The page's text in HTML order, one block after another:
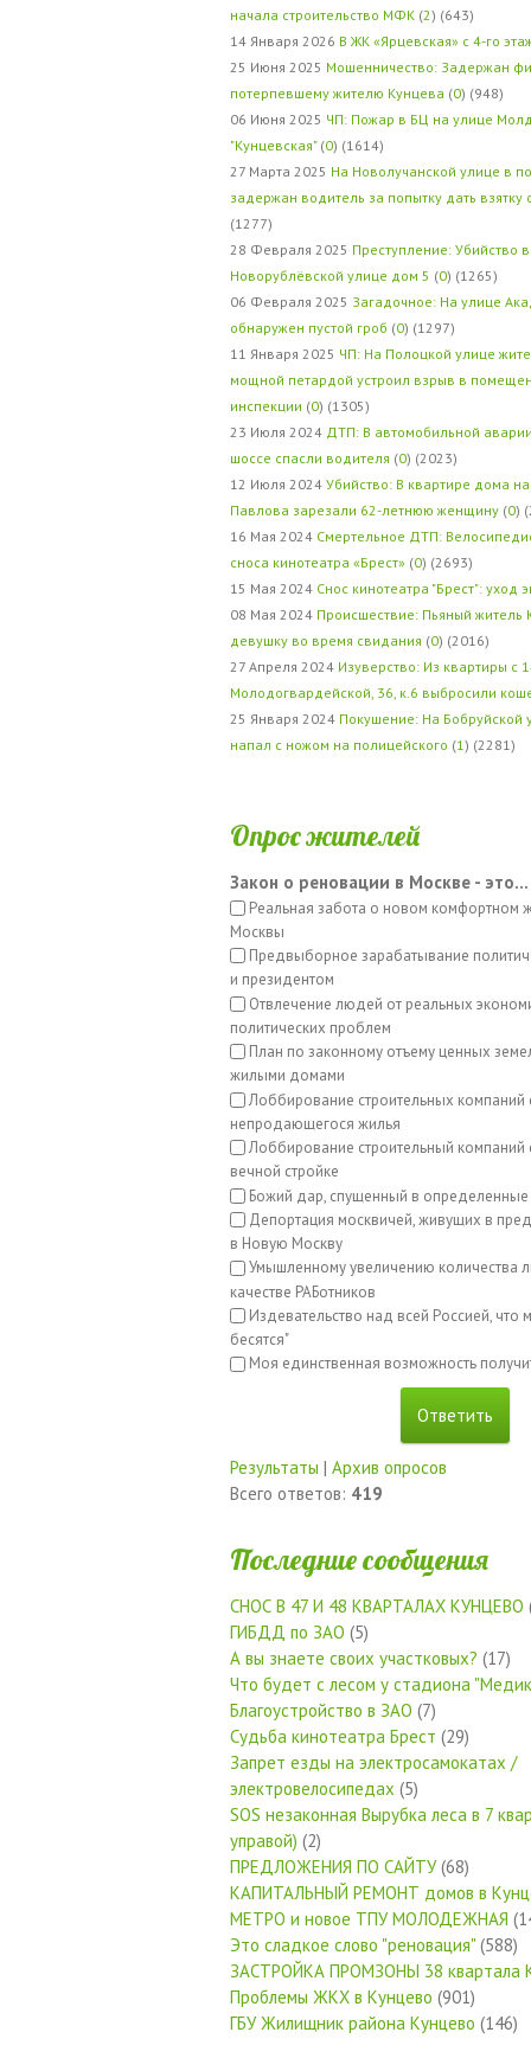
начала строительство МФК (2) (643)
14 Января 2026 В ЖК «Ярцевская» с 4-го
25 Июня 2025 Мошенничество: Задержан
потерпевшему жителю Кунцева (0) (948)
06 Июня 2025 ЧП: Пожар в БЦ на улице
"Кунцевская" (0) (1614)
27 Марта 2025 На Новолучанской улице в
задержан водитель за попытку дать
(1277)
28 Февраля 2025 Преступление: Убийство
Новорублёвской улице дом 5 (0) (1265)
06 Февраля 2025 Загадочное: На улице
обнаружен пустой гроб (0) (1297)
11 Января 2025 ЧП: На Полоцкой улице
мощной петардой устроил взрыв в
инспекции (0) (1305)
23 Июля 2024 ДТП: В автомобильной
шоссе спасли водителя (0) (2023)
12 Июля 2024 Убийство: В квартире дома
Павлова зарезали 62-летнюю женщину (0)
16 Мая 2024 Смертельное ДТП:
сноса кинотеатра «Брест» (0) (2693)
15 Мая 2024 Снос кинотеатра "Брест": уход
08 Мая 2024 Происшествие: Пьяный житель
девушку во время свидания (0) (2016)
27 Апреля 2024 Изуверство: Из квартиры с
Молодогвардейской, 36, к.6 выбросили
25 Января 2024 Покушение: На Бобруйской
напал с ножом на полицейского (1 ) (2281)
Опрос жителей
Закон о реновации в Москве - это...
Реальная забота о новом комфортном
Москвы
Предвыборное зарабатывание
и президентом
Отвлечение людей от реальных
политических проблем
План по законному отъему ценных
жилыми домами
Лоббирование строительных компаний
непродающегося жилья
Лоббирование строительный компаний
вечной стройке
Божий дар, спущенный в
Депортация москвичей, живущих в
в Новую Москву
Умышленному увеличению количества
качестве РАБотников
Издевательство над всей Россией, что
бесятся"
Моя единственная возможность
Результаты | Архив опросов
Всего ответов: 419
Последние сообщения
СНОС В 47 И 48 КВАРТАЛАХ КУНЦЕВО
ГИБДД по ЗАО (5)
А вы знаете своих участковых? (17)
Что будет с лесом у стадиона
Благоустройство в ЗАО (7)
Судьба кинотеатра Брест (29)
Запрет езды на электросамокатах /
электровелосипедах (5)
SOS незаконная Вырубка леса в 7
управой) (2)
ПРЕДЛОЖЕНИЯ ПО САЙТУ(68)
КАПИТАЛЬНЫЙ РЕМОНТ домов в
МЕТРО и новое ТПУ МОЛОДЕЖНАЯ
Это сладкое слово "реновация" (588)
ЗАСТРОЙКА ПРОМЗОНЫ 38 квартала
Проблемы ЖКХ в Кунцево (901)
ГБУ Жилищник района Кунцево (146)